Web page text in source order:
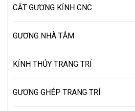
CẮT GƯƠNG KÍNH CNC
GƯƠNG NHÀ TẮM
KÍNH THỦY TRANG TRÍ
GƯƠNG GHÉP TRANG TRÍ